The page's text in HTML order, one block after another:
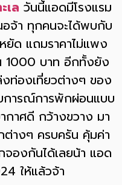
เล วันนี้แอดมีโรงแรม
จ้า ทุกคนจะได้พบกับ
ยัด แถมราคาไม่แพง
1000 บาท อีกทั้งยัง
งท่องเที่ยวต่างๆ ของ
การณ์การพักผ่อนแบบ
กาศดี กว้างขวาง มา
างๆ ครบครัน คุ้มค่า
จองกันได้เลยน้า แอด
ให้แล้วจ้า